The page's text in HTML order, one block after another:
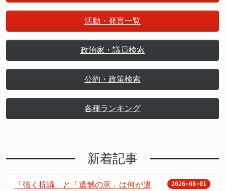
活動・発言一覧
政治家・議員検索
公約・政策検索
各種ランキング
新着記事
「強く抗議」と「遺憾の意」は何が違
2026-08-01